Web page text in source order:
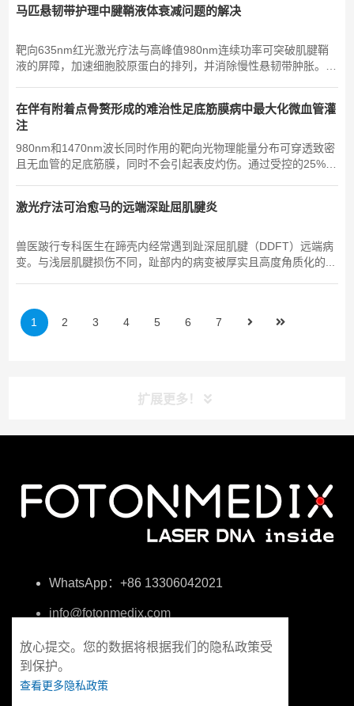
马匹悬韧带护理中腱鞘液体衰减问题的解决
靶向635nm红光激光疗法与高峰值980nm连续功率可突破肌腱鞘
液的屏障，加速细胞胶原蛋白的排列，并消除慢性悬韧带肿胀。治
在伴有附着点骨赘形成的难治性足底筋膜病中最大化微血管灌
注
980nm和1470nm波长同时作用的靶向光物理能量分布可穿透致密
且无血管的足底筋膜，同时不会引起表皮灼伤。通过受控的25%占
激光疗法可治愈马的远端深趾屈肌腱炎
兽医跛行专科医生在蹄壳内经常遇到趾深屈肌腱（DDFT）远端病
变。与浅层肌腱损伤不同，趾部内的病变被厚实且高度角质化的...
1 2 3 4 5 6 7
扩展更多！
WhatsApp：+86 13306042021
info@fotonmedix.com
福建省厦门市海峡两岸清华研究院C栋4楼
放心提交。您的数据将根据我们的隐私政策受
到保护。
查看更多隐私政策